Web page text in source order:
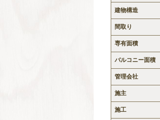
建物構造
間取り
専有面積
バルコニー面積
管理会社
施主
施工